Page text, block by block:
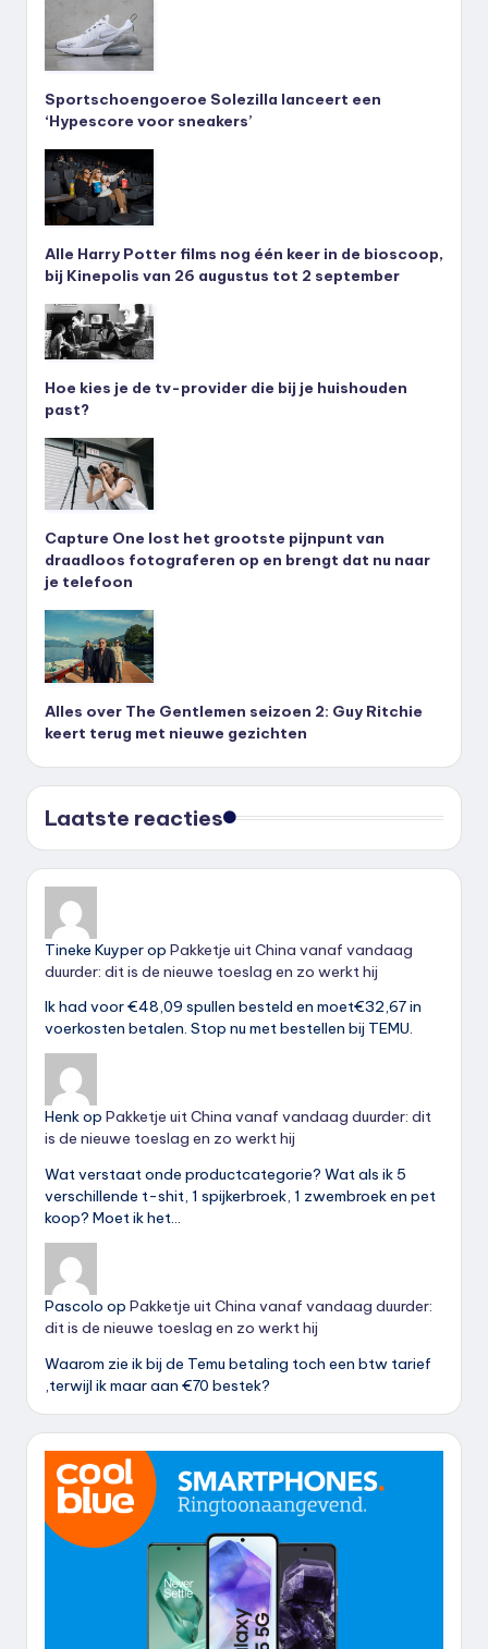
Sportschoengoeroe Solezilla lanceert een
‘Hypescore voor sneakers’
Alle Harry Potter films nog één keer in de bioscoop,
bij Kinepolis van 26 augustus tot 2 september
Hoe kies je de tv-provider die bij je huishouden
past?
Capture One lost het grootste pijnpunt van
draadloos fotograferen op en brengt dat nu naar
je telefoon
Alles over The Gentlemen seizoen 2: Guy Ritchie
keert terug met nieuwe gezichten
Laatste reacties
Tineke Kuyperop Pakketje uit China vanaf vandaag
duurder: dit is de nieuwe toeslag en zo werkt hij
Ik had voor €48,09 spullen besteld en moet€32,67 in
voerkosten betalen. Stop nu met bestellen bij TEMU.
Henkop Pakketje uit China vanaf vandaag duurder: dit
is de nieuwe toeslag en zo werkt hij
Wat verstaat onde productcategorie? Wat als ik 5
verschillende t-shit, 1 spijkerbroek, 1 zwembroek en pet
koop? Moet ik het…
Pascolo op Pakketje uit China vanaf vandaag duurder:
dit is de nieuwe toeslag en zo werkt hij
Waarom zie ik bij de Temu betaling toch een btw tarief
,terwijl ik maar aan €70 bestek?